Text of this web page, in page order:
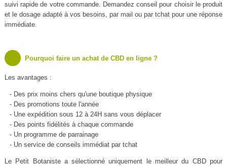
suivi rapide de votre commande. Demandez conseil pour choisir le produit
et le dosage adapté à vos besoins, par mail ou par tchat pour une réponse
immédiate.
Pourquoi faire un achat de CBD en ligne ?
Les avantages :
- Des prix moins chers qu'une boutique physique
- Des promotions toute l'année
- Une expédition sous 12 à 24H sans vous déplacer
- Des points fidélités à chaque commande
- Un programme de parrainage
- Un service de conseils immédiat par tchat
Le Petit Botaniste a sélectionné uniquement le meilleur du CBD pour